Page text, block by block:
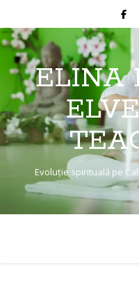
ELINA
Evoluție spirituală pe